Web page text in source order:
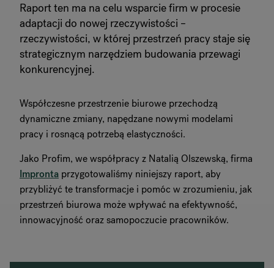
Raport ten ma na celu wsparcie firm w procesie
adaptacji do nowej rzeczywistości –
rzeczywistości, w której przestrzeń pracy staje się
strategicznym narzędziem budowania przewagi
konkurencyjnej.
Współczesne przestrzenie biurowe przechodzą
dynamiczne zmiany, napędzane nowymi modelami
pracy i rosnącą potrzebą elastyczności.
Jako Profim, we współpracy z Natalią Olszewską, firma
Impronta przygotowaliśmy niniejszy raport, aby
przybliżyć te transformacje i pomóc w zrozumieniu, jak
przestrzeń biurowa może wpływać na efektywność,
innowacyjność oraz samopoczucie pracowników.